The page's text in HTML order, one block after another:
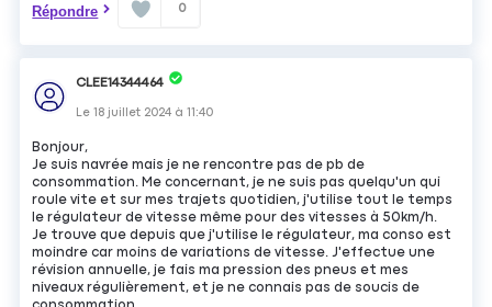
Répondre 0
CLEE14344464
Le18 juillet 2024 à11:40
Bonjour,
Je suis navrée mais je ne rencontre pas de pb de
consommation. Me concernant, je ne suis pas quelqu'un qui
roule vite et sur mes trajets quotidien, j'utilise tout le temps
le régulateur de vitesse même pour des vitesses à 50km/h.
Je trouve que depuis que j'utilise le régulateur, ma conso est
moindre car moins de variations de vitesse. J'effectue une
révision annuelle, je fais ma pression des pneus et mes
niveaux régulièrement, et je ne connais pas de soucis de